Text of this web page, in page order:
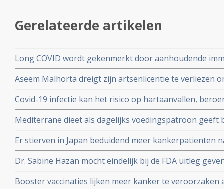
Gerelateerde artikelen
Long COVID wordt gekenmerkt door aanhoudende
cytotoxische CD8+ T-cellen op het SARS-CoV-2 virus
immuunreacties op de herpesvirussen Epstein-Barr-
patienten met aanhoudende Long Covid
Aseem Malhorta dreigt zijn artsenlicentie te verliezen
Covid mRNA vaccins ter discussie stelde in een
jarige leeftijd plotseling overleedt aan een hartaanval
Covid-19 infectie kan het risico op hartaanvallen,
gedurende drie jaar na een infectie verhogen
Mediterrane dieet als dagelijks voedingspatroon geeft
coronavirus - Covid-19 blijkt uit meta analyse van 6
Er stierven in Japan beduidend meer kankerpatienten
vaccinatie in vergelijking met andere jaren
Dr. Sabine Hazan mocht eindelijk bij de FDA uitleg
complementaire middelen en de samenstelling van de
Booster vaccinaties lijken meer kanker te veroorzaken